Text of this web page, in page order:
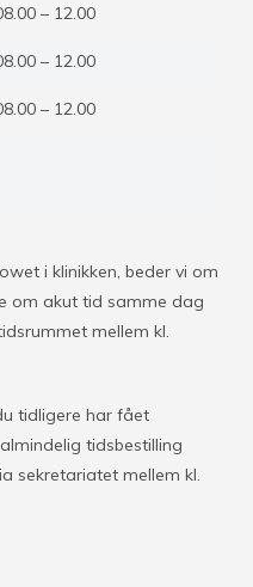
– 12.00
– 12.00
– 12.00
i klinikken, beder vi om
om akut tid samme dag
mellem kl.
tidligere har fået
tidsbestilling
sekretariatet mellem kl.